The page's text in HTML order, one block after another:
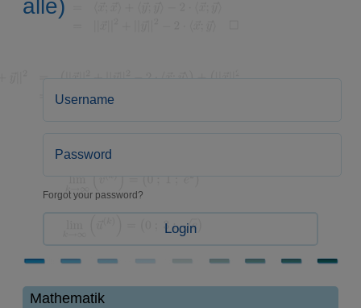
alle)
Forgot your password?
Login
Mathematik